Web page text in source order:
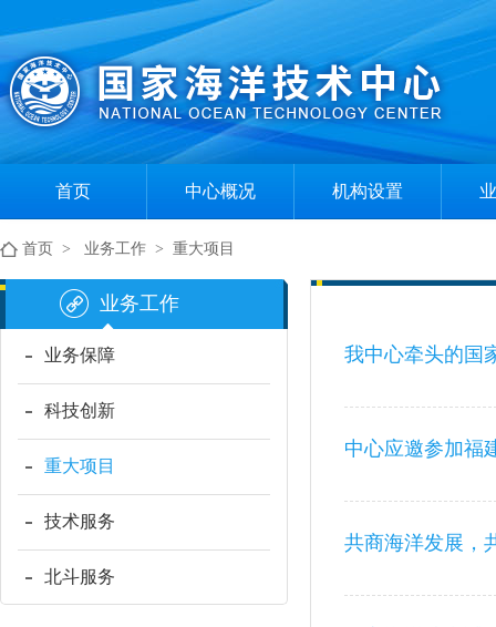
首页 中心概况
中心简介
机构设置
首页 > 业务工作 > 重大项目
业务工作
业务保障
科技创新
重大项目
技术服务
北斗服务
我中心牵头的国
中心应邀参加福
共商海洋发展，